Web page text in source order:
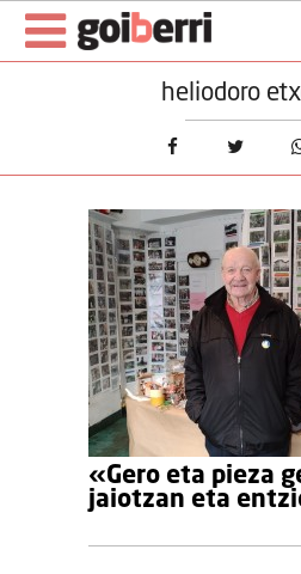
heliodoro
«Gero eta pieza
jaiotzan eta